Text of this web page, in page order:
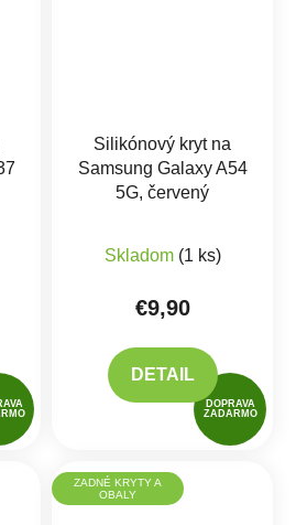
DOPRAVA
ZADARMO
Silikónový kryt na
Samsung Galaxy A54
5G, červený
Skladom (1 ks)
€9,90
DETAIL
ZADNÉ KRYTY A
OBALY